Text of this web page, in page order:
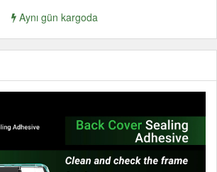
Aynı gün kargoda